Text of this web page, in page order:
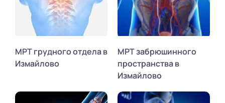
МРТ грудного отдела в
Измайлово
МРТ забрюшинного
пространства в
Измайлово